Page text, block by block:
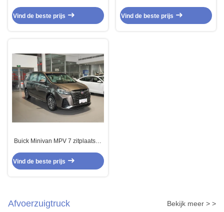
Business Reception Car
Vind de beste prijs
Achterwiel aandrijving
Vind de beste prijs
Buick Minivan MPV 7 zitplaatsen
reis
Vind de beste prijs
Afvoerzuigtruck Bekijk meer > >